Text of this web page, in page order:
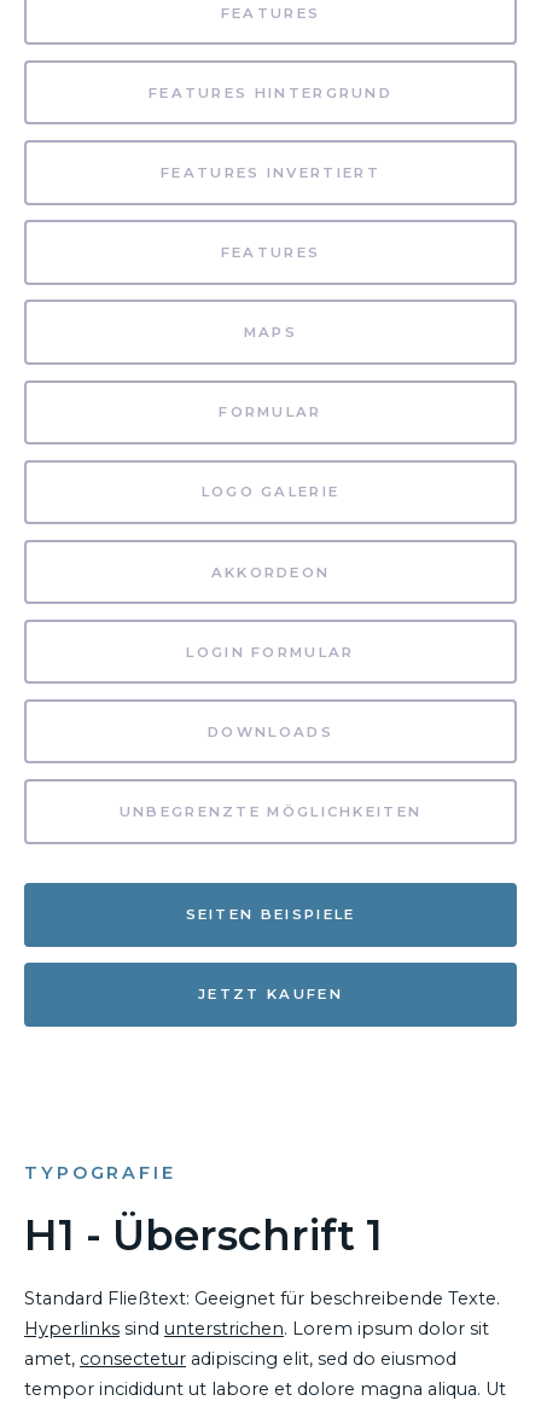
FEATURES
FEATURES HINTERGRUND
FEATURES INVERTIERT
FEATURES
MAPS
FORMULAR
LOGO GALERIE
AKKORDEON
LOGIN FORMULAR
DOWNLOADS
UNBEGRENZTE MÖGLICHKEITEN
SEITEN BEISPIELE
JETZT KAUFEN
TYPOGRAFIE
H1 - Überschrift 1
Standard Fließtext: Geeignet für beschreibende Texte.
Hyperlinks sind unterstrichen. Lorem ipsum dolor sit
amet, consectetur adipiscing elit, sed do eiusmod
tempor incididunt ut labore et dolore magna aliqua. Ut